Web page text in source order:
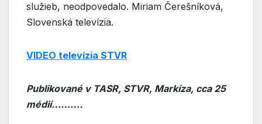
služieb, neodpovedalo. Miriam Čerešníková,
Slovenská televízia.
VIDEO televízia STVR
Publikované v TASR, STVR, Markíza, cca 25
médií……….